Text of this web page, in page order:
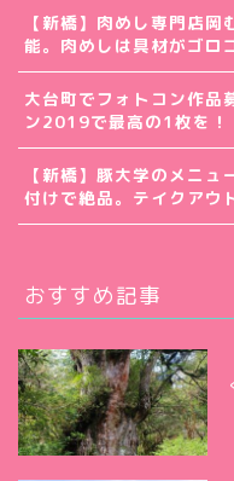
【新橋】肉めし専門店
能。肉めしは具材がゴロ
大台町でフォトコン作品
ン2019で最高の1枚を！
【新橋】豚大学のメニ
付けで絶品。テイクアウ
おすすめ記事